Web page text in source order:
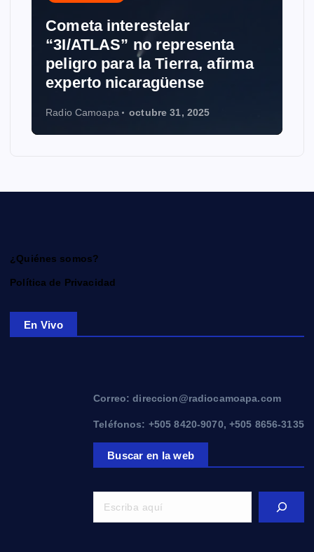
Cometa interestelar
“3I/ATLAS” no representa
peligro para la Tierra, afirma
experto nicaragüense
Radio Camoapa octubre 31, 2025
¿Quiénes somos?
Política de Privacidad
En Vivo
Correo: direccion@radiocamoapa.com
Teléfonos: +505 8420-9070, +505 8656-3135
Buscar en la web